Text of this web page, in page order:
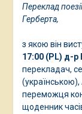
Переклад
Герберта,
з якою він
17:00 (PL) д-р
перекладач,
переможця
щоденник